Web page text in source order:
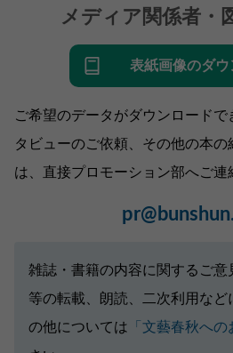
メディア関係者・
表紙画像のダウ
ご希望のデータがダウンロード
タビューのご依頼、その他の本
は、直接プロモーション部へご連
雑誌・書籍の内容に関するご
等の転載、朗読、二次利用な
の他については 「文藝春秋への